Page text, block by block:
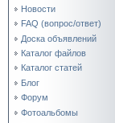
Новости
FAQ (вопрос/ответ)
Доска объявлений
Каталог файлов
Каталог статей
Блог
Форум
Фотоальбомы